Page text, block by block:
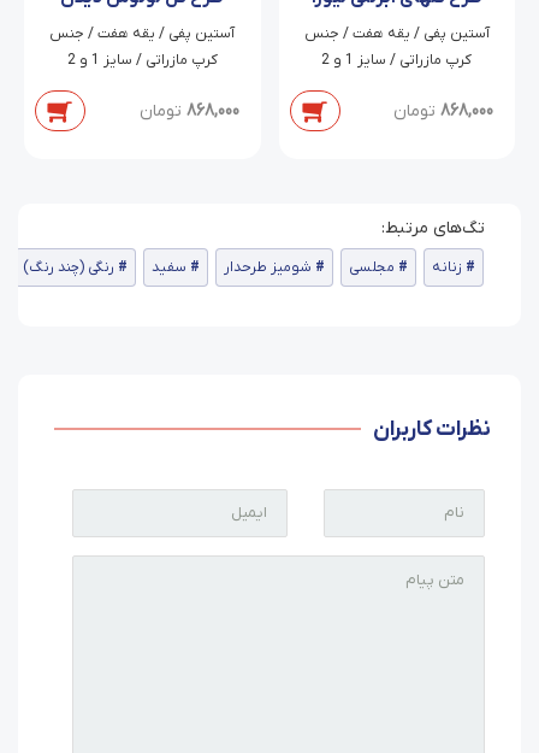
آستین پفی / یقه هفت / جنس
کرپ مازراتی / سایز 1 و 2
868,000 تومان
آستین پفی / یقه هفت / جنس
کرپ مازراتی / سایز 1 و 2
868,000 تومان
زنانه مجلسی شومیز طرحدار سفید رنگی (چند رنگ)
نظرات کاربران